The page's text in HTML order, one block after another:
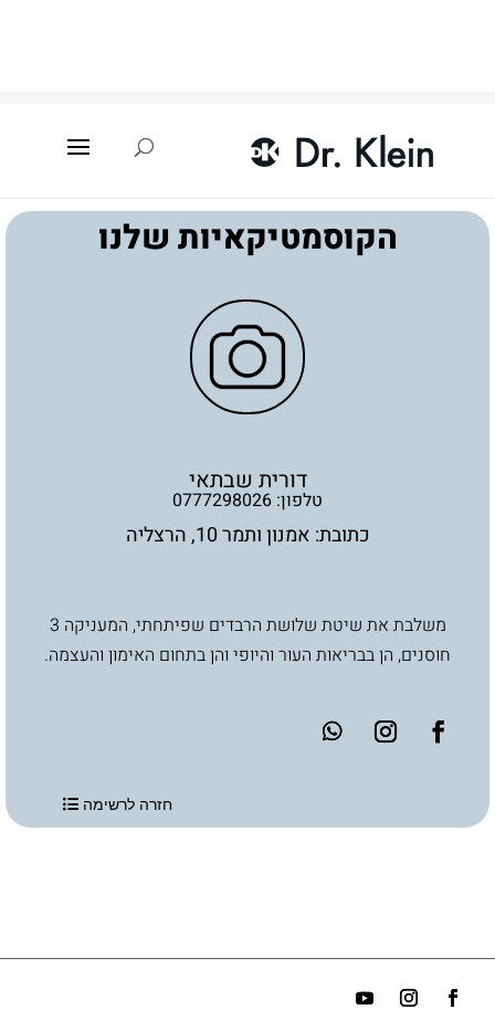
הקוסמטיקאיות שלנו
דורית שבתאי
טלפון: 0777298026
כתובת: אמנון ותמר 10, הרצליה
משלבת את שיטת שלושת הרבדים שפיתחתי, המעניקה 3
חוסנים, הן בבריאות העור והיופי והן בתחום האימון והעצמה.
חזרה לרשימה